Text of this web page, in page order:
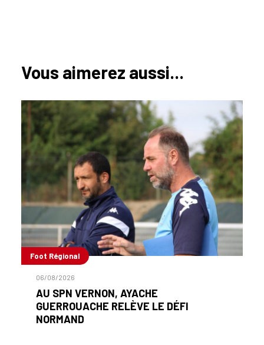
Vous aimerez aussi...
Foot Régional
06/08/2026
AU SPN VERNON, AYACHE
GUERROUACHE RELÈVE LE DÉFI
NORMAND